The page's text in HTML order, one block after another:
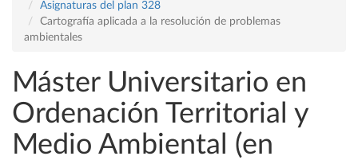
Asignaturas del plan 328
Cartografía aplicada a la resolución de problemas
ambientales
Máster Universitario en
Ordenación Territorial y
Medio Ambiental (en